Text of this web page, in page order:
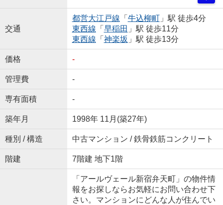
交通
都営大江戸線 「 牛込柳町」駅 徒歩4分
東西線 「 早稲田 」駅 徒歩11分
東西線 「 神楽坂 」駅 徒歩13分
価格 -
管理費 -
専有面積 -
築年月 1998年 11月(築27年)
種別 / 構造 中古マンション / 鉄骨鉄筋コンクリート
階建 7階建 地下1階
「アールヴェール新宿弁天町」の物件情
報をお探しならお気軽にお問い合わせ下
さい。マンションにどんな人が住んでい